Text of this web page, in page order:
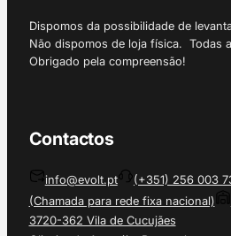
Dispomos da possibilidade de
Não dispomos de loja física. Todas
Obrigado pela compreensão!
Contactos
info@evolt.pt
(+351) 256 003
(Chamada para rede fixa nacional)
3720-362 Vila de Cucujães